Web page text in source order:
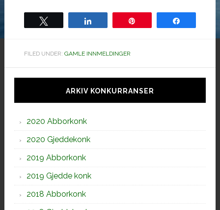
FILED UNDER: GAMLE INNMELDINGER
Hoved
ARKIV KONKURRANSER
2020 Abborkonk
2020 Gjeddekonk
2019 Abborkonk
2019 Gjedde konk
2018 Abborkonk